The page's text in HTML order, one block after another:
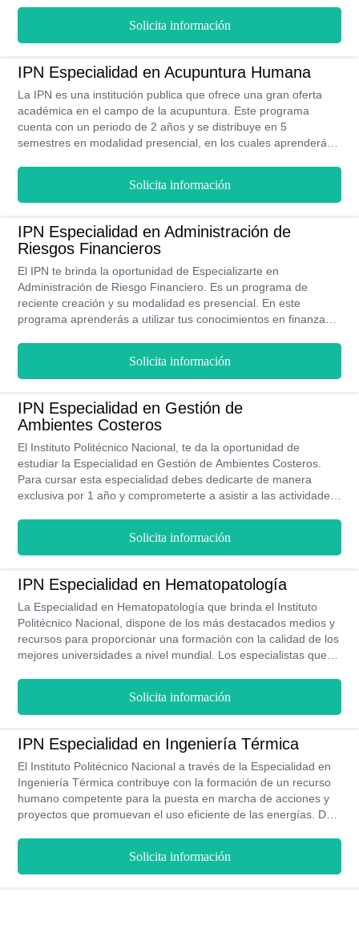
becas por ser parte del CONACyT además, podrás desarrollar
temas a profundidad y proporcionar una investigación de
aporte innovador.
Solicita información
IPN Especialidad en Acupuntura Humana
La IPN es una institución publica que ofrece una gran oferta
académica en el campo de la acupuntura. Este programa
cuenta con un periodo de 2 años y se distribuye en 5
semestres en modalidad presencial, en los cuales aprenderás
tienen un amplio campo laboral y pueden llegar a cobrar entre
$ 40 y $ 70 MXN por sesión y atender a un estimado de 30 a
40 clientes a la semana.
Solicita información
IPN Especialidad en Administración de
Riesgos Financieros
El IPN te brinda la oportunidad de Especializarte en
Administración de Riesgo Financiero. Es un programa de
reciente creación y su modalidad es presencial. En este
programa aprenderás a utilizar tus conocimientos en finanzas
programa tiene una duración de 2 años es decir 5 semestres.
Esta especialidad te permite desempeñarte en diversos
espacios de industrias financieras (como bancos, casas de
bolsa, entre otros). Una persona con estos conocimientos
puede ganar en promedio $73.85 MXN por hora es decir
$144,000 MXN al año.
Solicita información
IPN Especialidad en Gestión de
Ambientes Costeros
El Instituto Politécnico Nacional, te da la oportunidad de
estudiar la Especialidad en Gestión de Ambientes Costeros.
Para cursar esta especialidad debes dedicarte de manera
exclusiva por 1 año y comprometerte a asistir a las actividades
teóricos y metodológicos que aporten soluciones y nuevas
ideas para el desarrollo sostenible de las zonas costeras,
aumentando la rentabilidad y el aprovechamiento consiente de
los recursos naturales. Además, tendrás la posibilidad de
aumentar de forma significativa tus ingresos pues podrás llegar
a percibir hasta $21,000 MXN al mes.
Solicita información
IPN Especialidad en Hematopatología
La Especialidad en Hematopatología que brinda el Instituto
Politécnico Nacional, dispone de los más destacados medios y
recursos para proporcionar una formación con la calidad de los
mejores universidades a nivel mundial. Los especialistas que
actualizados para que destaquen en su desempeño dentro del
campo de la hematopatología, tanto dentro como fuera del
país. Con una modalidad presencial, llevada a cabo en las
mejores instalaciones, se imparten las nociones con las que
sus estudiantes podrán contribuir con el avance, innovación
tecnológica y desarrollo de esta área de la salud luego de
obtener su título tras 2 años de preparación.
Solicita información
IPN Especialidad en Ingeniería Térmica
El Instituto Politécnico Nacional a través de la Especialidad en
Ingeniería Térmica contribuye con la formación de un recurso
humano competente para la puesta en marcha de acciones y
proyectos que promuevan el uso eficiente de las energías. De
contaminantes producen al medio ambiente. Guiados por un
equipo docente especializado y de reconocida experiencia, se
Solicita información